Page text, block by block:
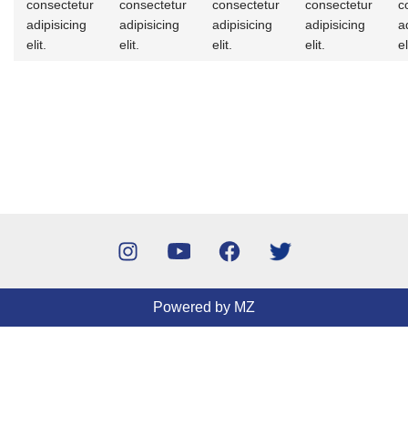
consectetur
adipisicing
elit.
consectetur
adipisicing
elit.
consectetur
adipisicing
elit.
consectetur
adipisicing
elit.
Powered by MZ